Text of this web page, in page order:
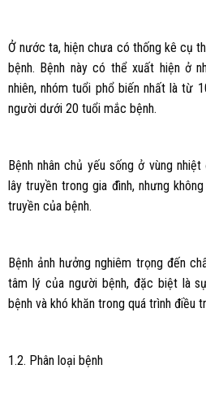
Ở nước ta, hiện chưa có thống kê cụ
bệnh. Bệnh này có thể xuất hiện ở
nhiên, nhóm tuổi phổ biến nhất là từ
người dưới 20 tuổi mắc bệnh.
Bệnh nhân chủ yếu sống ở vùng
lây truyền trong gia đình, nhưng
truyền của bệnh.
Bệnh ảnh hưởng nghiêm trọng đến
tâm lý của người bệnh, đặc biệt là
bệnh và khó khăn trong quá trình điều
1.2. Phân loại bệnh